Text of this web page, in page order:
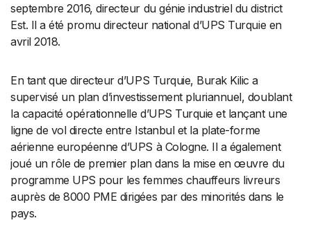
septembre 2016, directeur du génie industriel du district
Est. Il a été promu directeur national d’UPS Turquie en
avril 2018.
En tant que directeur d’UPS Turquie, Burak Kilic a
supervisé un plan d’investissement pluriannuel, doublant
la capacité opérationnelle d’UPS Turquie et lançant une
ligne de vol directe entre Istanbul et la plate-forme
aérienne européenne d’UPS à Cologne. Il a également
joué un rôle de premier plan dans la mise en œuvre du
programme UPS pour les femmes chauffeurs livreurs
auprès de 8000 PME dirigées par des minorités dans le
pays.